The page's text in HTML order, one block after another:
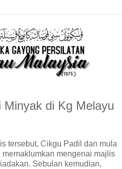
Minyak di Kg Melayu
tersebut, Cikgu Padil dan mula
memaklumkan mengenai majlis
Sebulan kemudian,